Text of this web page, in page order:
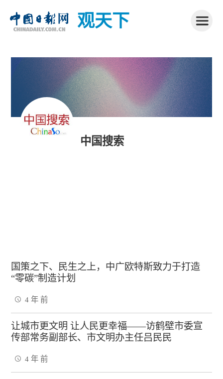
观天下
中国搜索
国策之下、民生之上，中广欧特斯致力于打造
“零碳”制造计划
4 年 前
让城市更文明 让人民更幸福——访鹤壁市委宣
传部常务副部长、市文明办主任吕民民
4 年 前